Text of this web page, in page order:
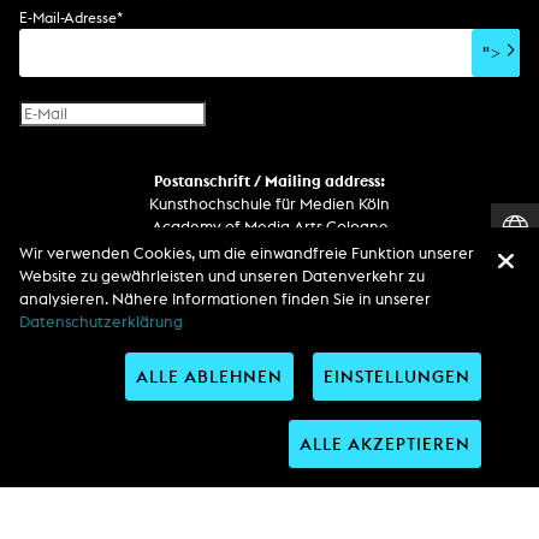
Soundtrack
Soundeffekte
Benutzerinterface
Virtual Reality
Internet-Fernsehen
Computergrafik
Computerinstallation
Buchprojekt
Text
E-Mail-Adresse*
">
Postanschrift / Mailing address:
Kunsthochschule für Medien Köln
Academy of Media Arts Cologne
Heumarkt 14
D-50667 Köln
Entdecken Sie uns auf
Wir verwenden Cookies, um die einwandfreie Funktion unserer
Website zu gewährleisten und unseren Datenverkehr zu
analysieren. Nähere Informationen finden Sie in unserer
Datenschutzerklärung
EINSTELLUNGEN
ALLE ABLEHNEN
ALLE AKZEPTIEREN